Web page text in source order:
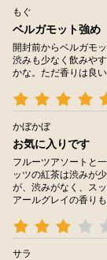
もぐ
ベルガモット強め
開封前からベルガモ
渋みも少なく飲みや
かな。ただ香りは良
かぼかぼ
お気に入りです
フルーツアソートと
ッツの紅茶は渋みが
が、渋みがなく、ス
アールグレイの香り
サラ